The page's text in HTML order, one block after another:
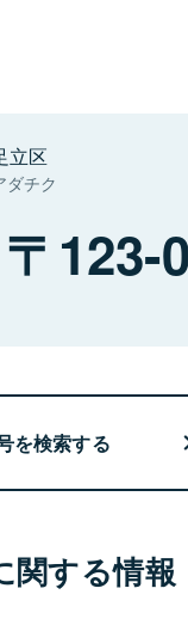
立区
ダチク
123-
を検索する
関する情報